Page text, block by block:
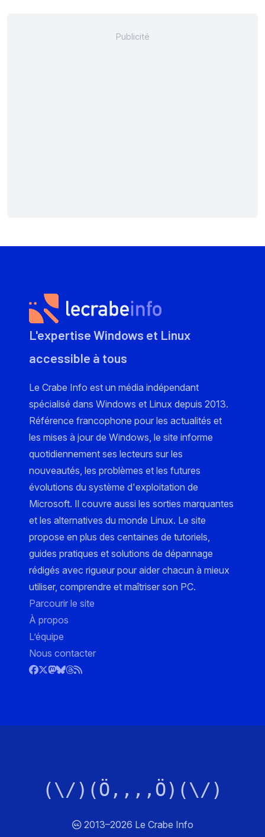
L'expertise Windows et Linux
accessible à tous
Le Crabe Info est un média indépendant
spécialisé dans Windows et Linux depuis 2013.
Référence francophone pour les actualités et
les mises à jour de Windows, le site informe
quotidiennement ses lecteurs sur les
nouveautés, les problèmes et les futures
évolutions du système d'exploitation de
Microsoft. Il couvre aussi les sorties marquantes
et les alternatives du monde Linux. Le site
propose en plus des centaines de tutoriels,
guides pratiques et solutions de dépannage
rédigés avec rigueur pour aider chacun à mieux
utiliser, comprendre et maîtriser son PC.
Parcourir le site
À propos
L’équipe
Nous contacter
(\/)(Ö,,,,Ö)(\/)
2013–2026 Le Crabe Info